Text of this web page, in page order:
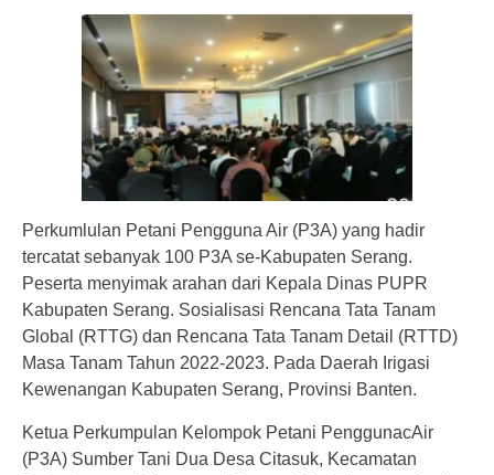
Perkumlulan Petani Pengguna Air (P3A) yang hadir
tercatat sebanyak 100 P3A se-Kabupaten Serang.
Peserta menyimak arahan dari Kepala Dinas PUPR
Kabupaten Serang. Sosialisasi Rencana Tata Tanam
Global (RTTG) dan Rencana Tata Tanam Detail (RTTD)
Masa Tanam Tahun 2022-2023. Pada Daerah Irigasi
Kewenangan Kabupaten Serang, Provinsi Banten.
Ketua Perkumpulan Kelompok Petani PenggunacAir
(P3A) Sumber Tani Dua Desa Citasuk, Kecamatan